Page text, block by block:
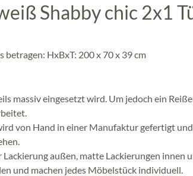
Shabby chic 2x1
HxBxT: 200 x 70 x 39 cm
massiv eingesetzt wird. Um jedoch ein
von Hand in einer Manufaktur gefertigt
außen, matte Lackierungen innen
und machen jedes Möbelstück individuell.